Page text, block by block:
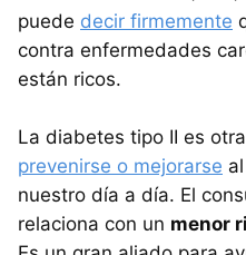
puede decir firmemente
contra enfermedades
están ricos.
La diabetes tipo II es
prevenirse o mejorarse
nuestro día a día. El
relaciona con un menor